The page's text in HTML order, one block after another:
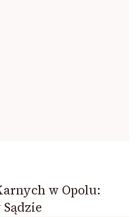
w Opolu: